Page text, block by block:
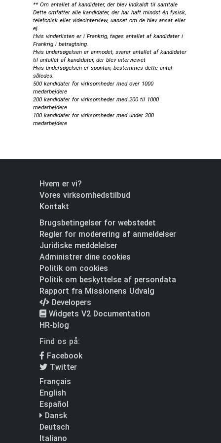
** Om antallet af kandidater, der blev indkaldt til samtale
Dette omfatter alle kandidater, der har haft mindst én fysisk,
telefonisk eller videointerview, uanset om de blev ansat eller
ej.
Hvis vinderlisten er i Frankrig, tages antallet af kandidater i
Frankrig i betragtning.
Hvis undersøgelsen er anmodet, svarer antallet af kandidater
til antallet af kandidater, der blev interviewet
Hvis undersøgelsen er spontan, bestemmes dette antal
således:
500 kandidater for virksomheder med over 1000
medarbejdere
200 kandidater for virksomheder med 200 til 1000
medarbejdere
100 kandidater for virksomheder med under 200
medarbejdere
Hvem er vi?
Vores virksomhedstilbud
Kontakt
Brugsbetingelser for webstedet
Regler for moderering af anmeldelser
Juridiske meddelelser
Administrer dine cookies
Politik om cookies
Politik om beskyttelse af persondata
Rapport fra Missionens Udvalg
Developers
Widgets V2 Documentation
HR-blog
Find os på:
Facebook
Twitter
Français
English
Español
Dansk
Deutsch
Italiano